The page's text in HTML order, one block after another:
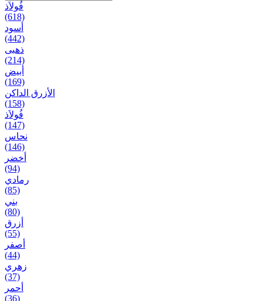
فُولاَذ
(618)
أسود
(442)
ذهبی
(214)
أبيض
(169)
الأزرق الداكن
(158)
فُولاَذ
(147)
نحاس
(146)
أخضر
(94)
رمادي
(85)
بني
(80)
أزرق
(55)
أصفر
(44)
زهري
(37)
أحمر
(36)